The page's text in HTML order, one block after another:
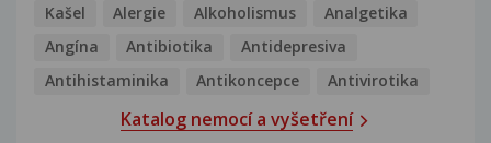
Kašel Alergie Alkoholismus
Analgetika
Angína
Antibiotika
Antidepresiva
Antihistaminika
Antikoncepce Antivirotika
Katalog nemocí a vyšetření